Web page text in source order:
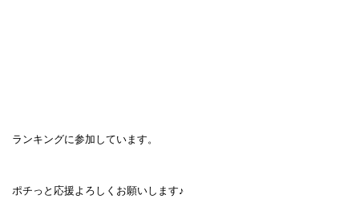
ランキングに参加しています。
ポチっと応援よろしくお願いします♪